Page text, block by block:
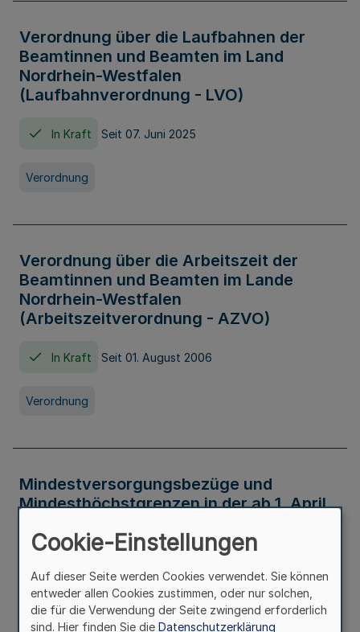
Verordnung über die Laufbahnen der
Beamtinnen und Beamten im Land
Nordrhein-Westfalen
(Laufbahnverordnung - LVO)
In Kraft Seit 07. Juni 2025
Verordnung
Verordnung über die Arbeitszeit der
Beamtinnen und Beamten im Lande
Nordrhein-Westfalen
(Arbeitszeitverordnung - AZVO)
In Kraft Seit 01. August 2006
Verordnung
Mindestversorgungsbezüge und
Mindesthöchstgrenzen in der ab 1. April
Verwaltungsvorschrift
Cookie-Einstellungen
Auf dieser Seite werden Cookies verwendet. Sie können
entweder allen Cookies zustimmen, oder nur solchen,
die für die Verwendung der Seite zwingend erforderlich
sind. Hier finden Sie die Datenschutzerklärung